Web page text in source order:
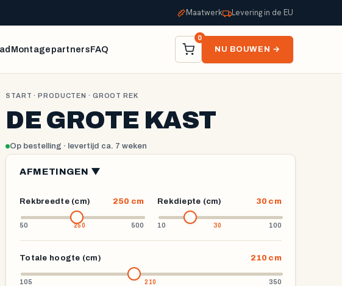
Maatwerk Levering in de EU
MontagepartnersFAQ
0
NU BOUWEN →
START ·PRODUCTEN · GROOT REK
DE GROTE KAST
Op bestelling · levertijd ca. 7 weken
AFMETINGEN ▼
Rekbreedte (cm) 250 cm
50 500
Rekdiepte (cm) 30 cm
10 100
Totale hoogte (cm) 210 cm
105 350